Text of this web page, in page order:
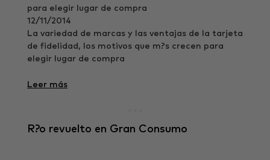
12/11/2014
La variedad de marcas y las ventajas de la tarjeta
de fidelidad, los motivos que m?s crecen para
elegir lugar de compra
Leer más
R?o revuelto en Gran Consumo